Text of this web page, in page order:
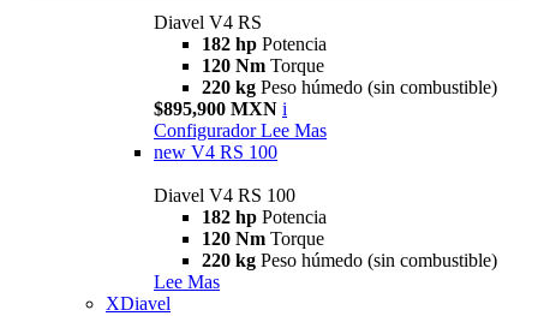
Diavel V4 RS
182 hp Potencia
120 Nm Torque
220 kg Peso húmedo (sin combustible)
$895,900 MXN i
Configurador Lee Mas
new V4 RS 100
Diavel V4 RS 100
182 hp Potencia
120 Nm Torque
220 kg Peso húmedo (sin combustible)
Lee Mas
XDiavel